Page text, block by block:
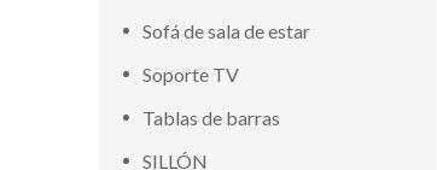
Sofá de sala de estar
Soporte TV
Tablas de barras
SILLÓN